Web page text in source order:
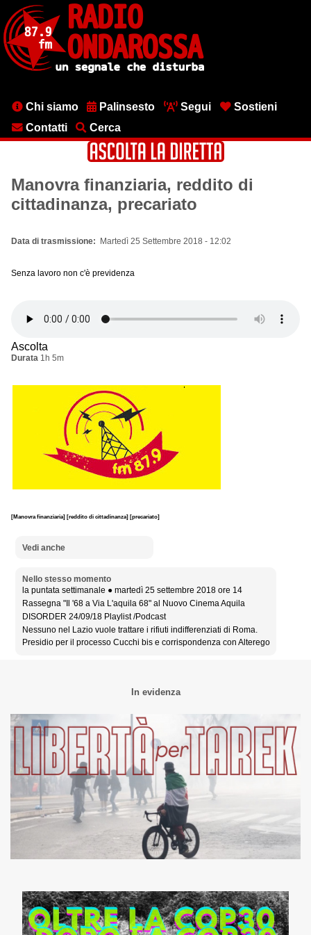
contenuto
principale
MenuChi siamo Palinsesto Segui
Sostieni
Contatti
Cerca
Manovra finanziaria, reddito di
cittadinanza, precariato
Data di trasmissione Martedì 25 Settembre 2018 - 12:02
Senza lavoro non c'è previdenza
Ascolta
Durata 1h 5m
[Manovra finanziaria] [reddito di cittadinanza] [precariato]
Vedi anche
Nello stesso momento
la puntata settimanale ● martedì 25 settembre 2018 ore 14
Rassegna "Il '68 a Via L'aquila 68" al Nuovo Cinema Aquila
DISORDER 24/09/18 Playlist /Podcast
Nessuno nel Lazio vuole trattare i rifiuti indifferenziati di Roma.
Presidio per il processo Cucchi bis e corrispondenza con Alterego
In evidenza